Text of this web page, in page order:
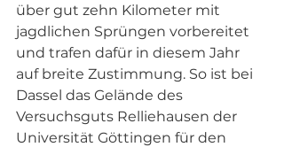
über gut zehn Kilometer mit
jagdlichen Sprüngen vorbereitet
und trafen dafür in diesem Jahr
auf breite Zustimmung. So ist bei
Dassel das Gelände des
Versuchsguts Relliehausen der
Universität Göttingen für den